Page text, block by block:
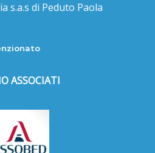
s.a.s di Peduto Paola
ASSOCIATI